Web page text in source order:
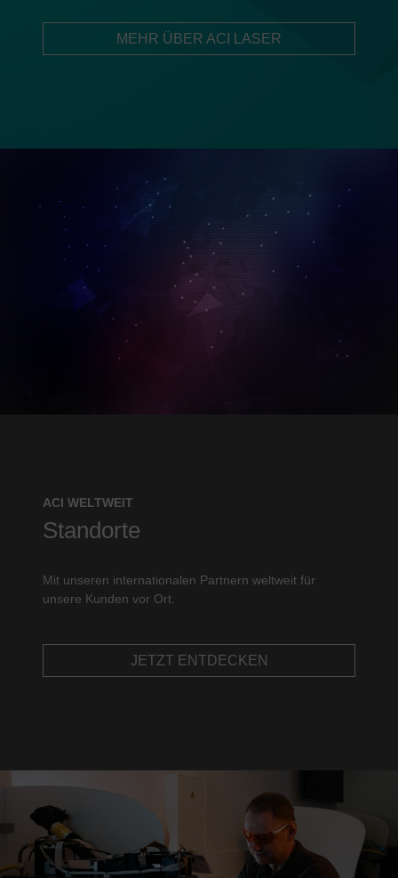
MEHR ÜBER ACI LASER
ACI WELTWEIT
Standorte
Mit unseren internationalen Partnern weltweit für
unsere Kunden vor Ort.
JETZT ENTDECKEN